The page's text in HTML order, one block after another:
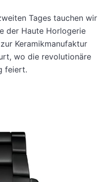
Tages tauchen wir
der Haute Horlogerie
Keramikmanufaktur
wo die revolutionäre
feiert.